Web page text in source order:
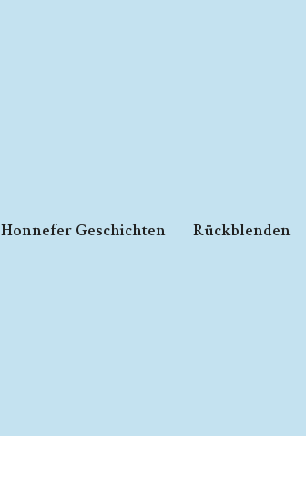
Honnefer Geschichten Rückblenden